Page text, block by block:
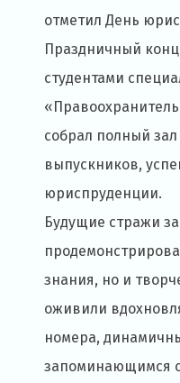
отметил День
Праздничный
студентами
собрал полный
выпускников,
юриспруденции.
Будущие стражи
знания, но и
оживили
номера,
запоминающимся